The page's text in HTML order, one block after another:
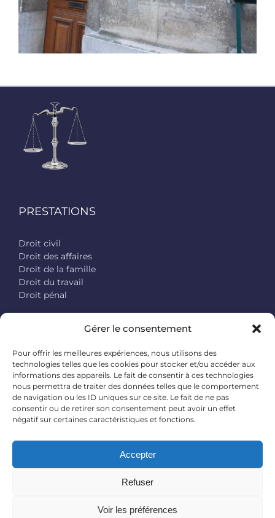
Gérer le consentement
Pour offrir les meilleures expériences, nous utilisons des
technologies telles que les cookies pour stocker et/ou accéder aux
informations des appareils. Le fait de consentir à ces technologies
nous permettra de traiter des données telles que le comportement
de navigation ou les ID uniques sur ce site. Le fait de ne pas
consentir ou de retirer son consentement peut avoir un effet
négatif sur certaines caractéristiques et fonctions.
Accepter
Refuser
Voir les préférences
PRESTATIONS
Droit civil
Droit des affaires
Droit de la famille
Droit du travail
Droit pénal
sur Unsplash et Sève de COM’
CONTACT
Maître HÉCART Charles
6 rue de Panleu
Fax :03 23 53 47 75